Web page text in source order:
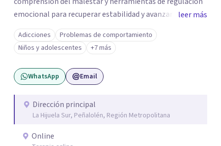
emocional para recuperar estabilidad y avanzar con
mayor claridad. Tengo experiencia en intervención en
crisis y evaluación de riesgo cuando corresponde,
cuidando siempre un encuadre seguro, respetuoso y a tu
ritmo. Atiendo principalmente en modalidad online y
también presencial en Santiago, según disponibilidad.
leer más
Adicciones
Problemas de comportamiento
Niños y adolescentes
+7 más
WhatsApp Email
Dirección principal
La Hijuela Sur, Peñalolén, Región Metropolitana
Online